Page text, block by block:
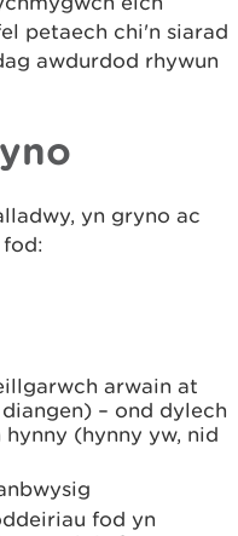
petaech chi'n siarad
awdurdod rhywun
yn gryno ac
arwain at
– ond dylech
(hynny yw, nid
fod yn